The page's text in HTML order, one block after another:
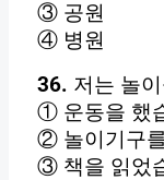
③ 공원
④ 병원
36. 저는 놀
① 운동을 했
② 놀이기구
③ 책을 읽었